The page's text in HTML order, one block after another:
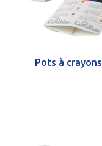
Pots à crayons